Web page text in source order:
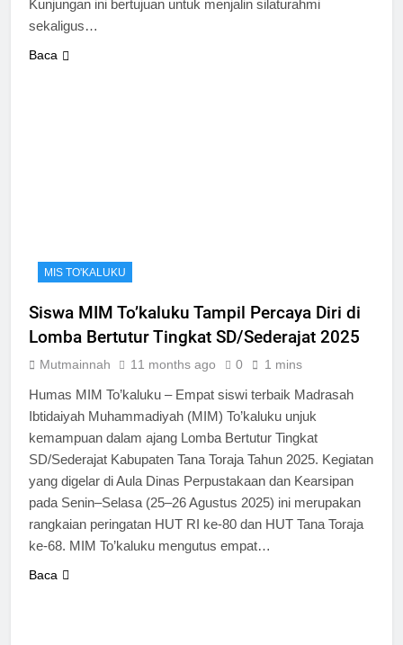
Kunjungan ini bertujuan untuk menjalin silaturahmi
sekaligus…
Baca
MIS TO'KALUKU
Siswa MIM To’kaluku Tampil Percaya Diri di
Lomba Bertutur Tingkat SD/Sederajat 2025
Mutmainnah 11 months ago 0 1 mins
Humas MIM To’kaluku – Empat siswi terbaik Madrasah
Ibtidaiyah Muhammadiyah (MIM) To’kaluku unjuk
kemampuan dalam ajang Lomba Bertutur Tingkat
SD/Sederajat Kabupaten Tana Toraja Tahun 2025. Kegiatan
yang digelar di Aula Dinas Perpustakaan dan Kearsipan
pada Senin–Selasa (25–26 Agustus 2025) ini merupakan
rangkaian peringatan HUT RI ke-80 dan HUT Tana Toraja
ke-68. MIM To’kaluku mengutus empat…
Baca